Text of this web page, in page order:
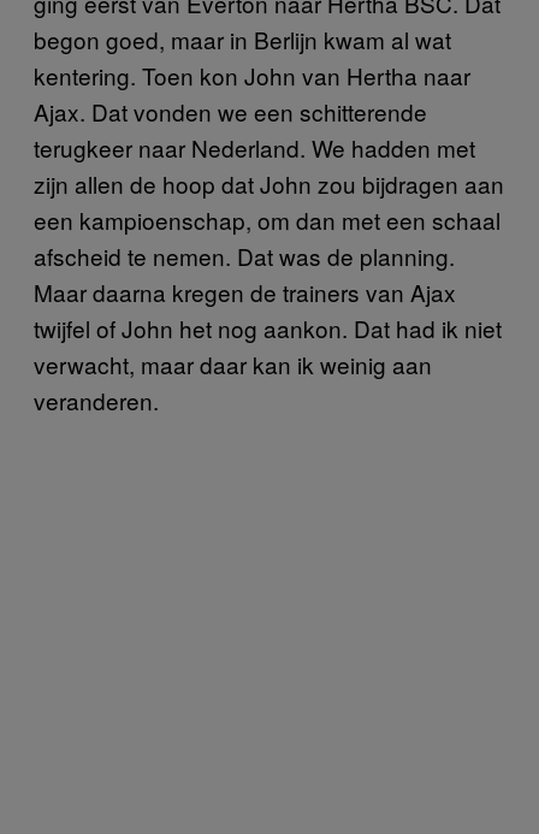
begon goed, maar in Berlijn kwam al wat
kentering. Toen kon John van Hertha naar
Ajax. Dat vonden we een schitterende
terugkeer naar Nederland. We hadden met
zijn allen de hoop dat John zou bijdragen aan
een kampioenschap, om dan met een schaal
afscheid te nemen. Dat was de planning.
Maar daarna kregen de trainers van Ajax
twijfel of John het nog aankon. Dat had ik niet
verwacht, maar daar kan ik weinig aan
veranderen.